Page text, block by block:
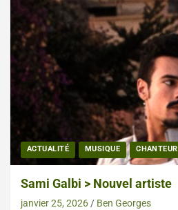
ACTUALITÉ MUSIQUE CHANTEUR
Sami Galbi > Nouvel artiste
janvier 25, 2026 Ben Georges